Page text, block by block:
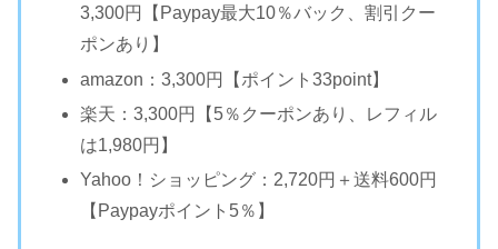
3,300円【Paypay最大10％バック、割引クー
ポンあり】
amazon：3,300円【ポイント33point】
楽天：3,300円【5％クーポンあり、レフィル
は1,980円】
Yahoo！ショッピング：2,720円＋送料600円
【Paypayポイント5％】